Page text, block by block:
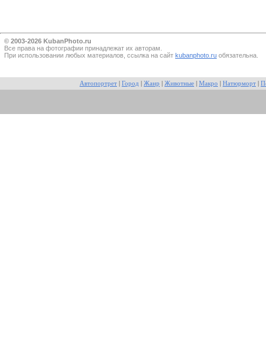
© 2003-2026 KubanPhoto.ru
Все прaва на фотографии принадлежат их авторам.
При использовании любых материалов, ссылка на сайт kubanphoto.ru обязательна.
Автопортрет Город Жанр Животные Макро Натюрморт